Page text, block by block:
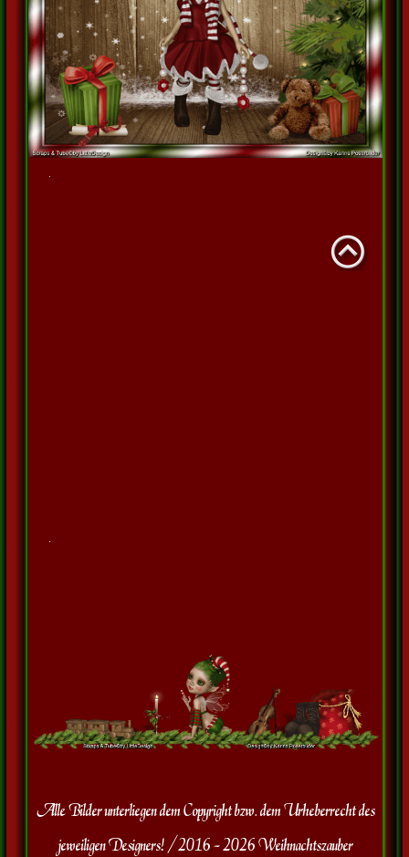
Alle Bilder unterliegen dem Copyright bzw. dem Urheberrecht des
jeweiligen Designers! /2016 -2026 Weihnachtszauber